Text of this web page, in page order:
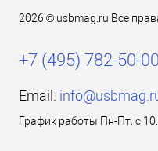
2026 © usbmag.ru Все
+7 (495) 782-50-00
Email:
График работы Пн-Пт: с